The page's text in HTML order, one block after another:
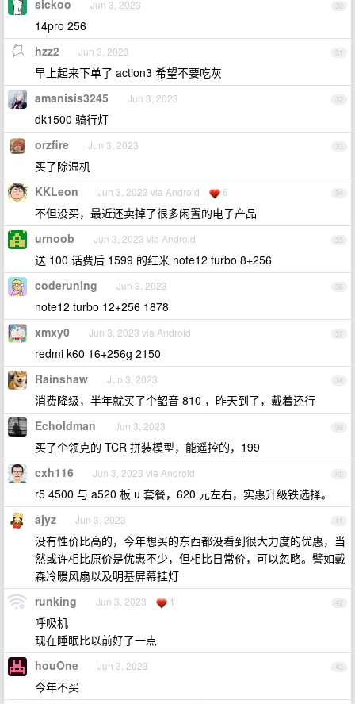
30
sickoo Jun 3, 2023
14pro 256
31
hzz2 Jun 3, 2023
早上起来下单了 action3 希望不要吃灰
32
amanisis3245 Jun 3, 2023
dk1500 骑行灯
33
orzfire Jun 3, 2023
买了除湿机
34
KKLeon Jun 3, 2023 via Android 6
不但没买，最近还卖掉了很多闲置的电子产品
35
urnoob Jun 3, 2023 via Android
送 100 话费后 1599 的红米 note12 turbo 8+256
36
coderuning Jun 3, 2023
note12 turbo 12+256 1878
37
xmxy0 Jun 3, 2023 via Android
redmi k60 16+256g 2150
38
Rainshaw Jun 3, 2023
消费降级，半年就买了个韶音 810 ，昨天到了，戴着还行
39
Echoldman Jun 3, 2023
买了个领克的 TCR 拼装模型，能遥控的，199
40
cxh116 Jun 3, 2023 via Android
r5 4500 与 a520 板 u 套餐，620 元左右，实惠升级铁选择。
41
ajyz Jun 3, 2023
没有性价比高的，今年想买的东西都没看到很大力度的优惠，当
然或许相比原价是优惠不少，但相比日常价，可以忽略。譬如戴
森冷暖风扇以及明基屏幕挂灯
42
runking Jun 3, 2023 1
呼吸机
现在睡眠比以前好了一点
43
houOne Jun 3, 2023
今年不买